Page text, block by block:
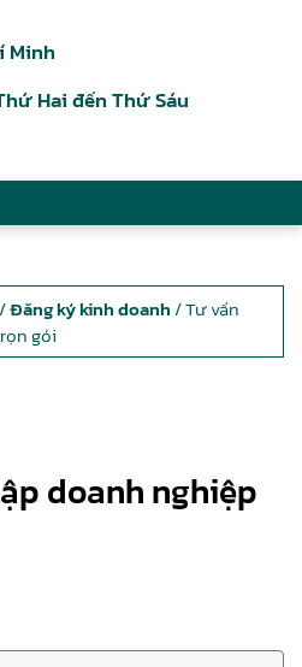
Minh
Hai đến Thứ Sáu
/Đăng ký kinh doanh / Tư vấn
gói
doanh nghiệp